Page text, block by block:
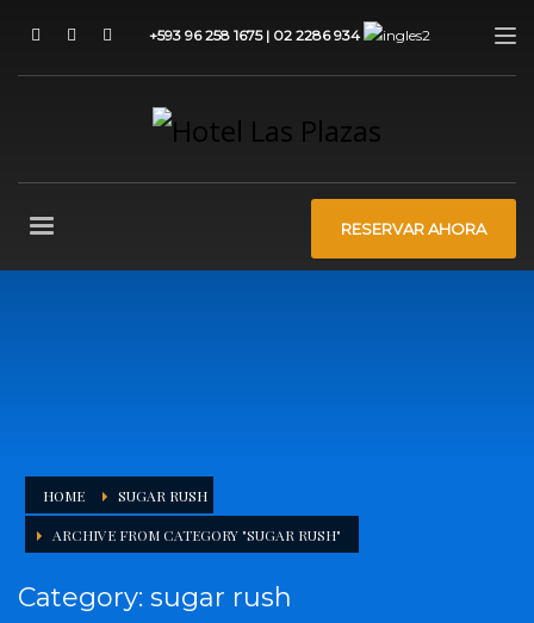
+593 96 258 1675 | 02 2286 934
RESERVAR AHORA
HOME SUGAR RUSH
ARCHIVE FROM CATEGORY "SUGAR RUSH"
Category: sugar rush